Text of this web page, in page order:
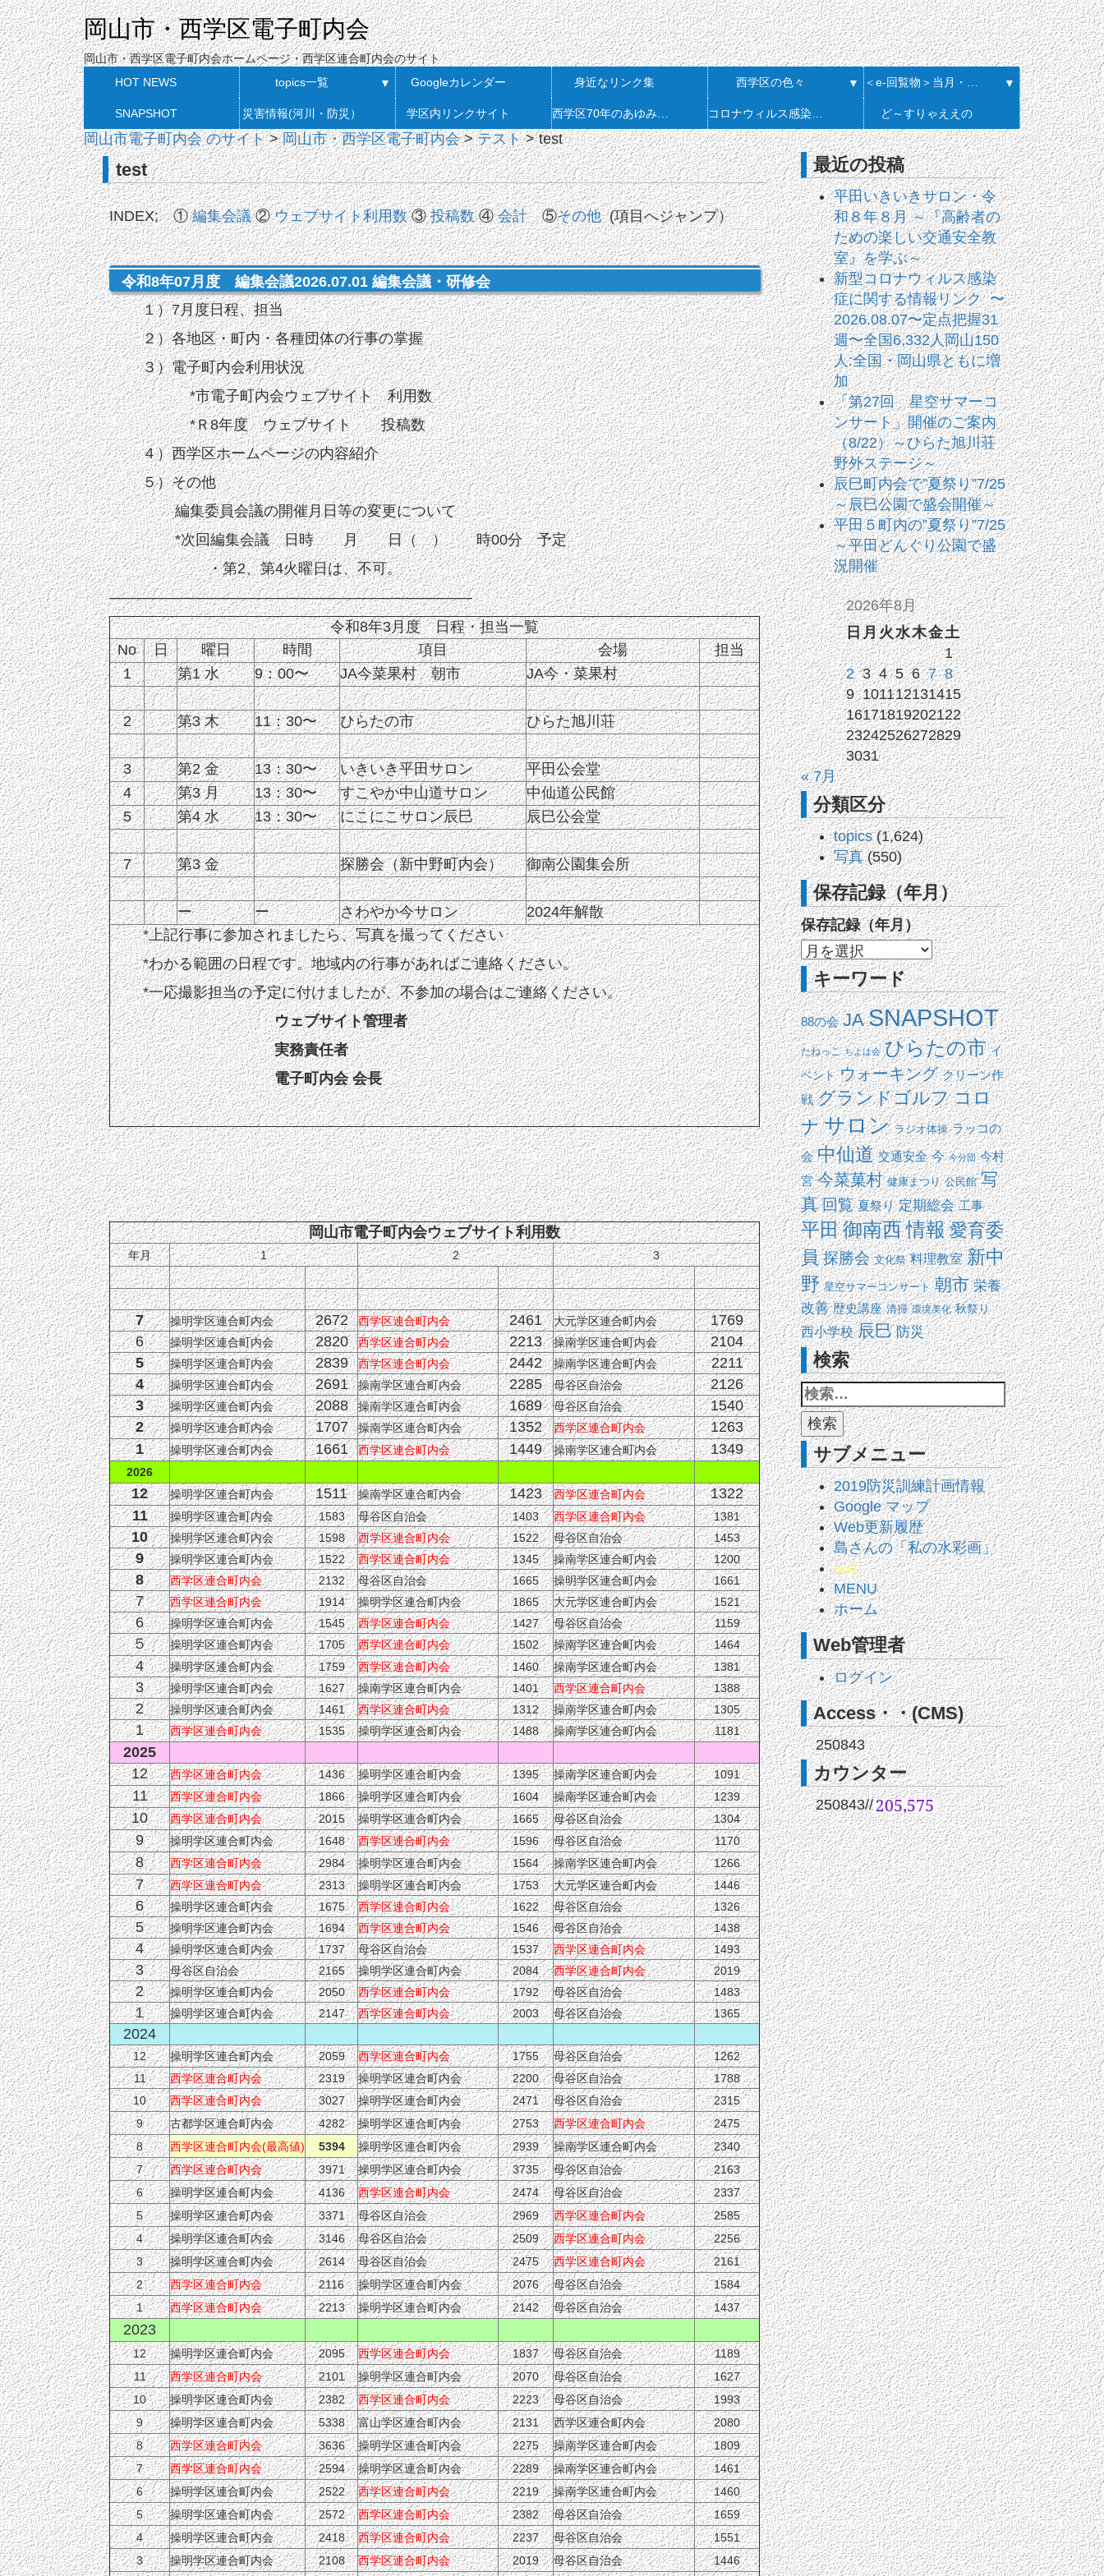
岡山市・西学区電子町内会
岡山市・西学区電子町内会ホームページ・西学区連合町内会のサイト
HOT NEWS
topics一覧 ▼ Googleカレンダー 身近なリンク集 西学区の色々 ▼ ▼
SNAPSHOT 災害情報(河川・防災） 学区内リンクサイト ど～すりゃええの
岡山市電子町内会 のサイト>岡山市・西学区電子町内会>テスト>test
test
INDEX; ①編集会議②ウェブサイト利用数③投稿数④会計⑤その他(項目へジャンプ）
令和8年07月度 編集会議2026.07.01 編集会議・研修会
１）7月度日程、担当
２）各地区・町内・各種団体の行事の掌握
３）電子町内会利用状況
*市電子町内会ウェブサイト 利用数
*Ｒ8年度 ウェブサイト 投稿数
４）西学区ホームページの内容紹介
５）その他
編集委員会議の開催月日等の変更について
*次回編集会議 日時 月 日（ ） 時00分 予定
・第2、第4火曜日は、不可。
————————————————————————–
令和8年3月度 日程・担当一覧
No
日 曜日 時間 項目 会場
担当
1
第1 水 9：00〜 JA今菜果村 朝市 JA今・菜果村
2 第3 木 11：30〜 ひらたの市 ひらた旭川荘
3 第2 金 13：30〜 いきいき平田サロン
平田公会堂
4
第3 月 13：30〜 すこやか中山道サロン
中仙道公民館
5
第4 水 13：30〜 にこにこサロン辰巳 辰巳公会堂
7 第3 金 探勝会（新中野町内会） 御南公園集会所
ー ー さわやか今サロン
2024年解散
*上記行事に参加されましたら、写真を撮ってください
*わかる範囲の日程です。地域内の行事があればご連絡ください。
*一応撮影担当の予定に付けましたが、不参加の場合はご連絡ください。
ウェブサイト管理者
実務責任者
電子町内会 会長
岡山市電子町内会ウェブサイト利用数
年月 1 2 3
7 操明学区連合町内会 2672 西学区連合町内会 2461 大元学区連合町内会
1769
6
操明学区連合町内会 2820 西学区連合町内会 2213 操南学区連合町内会
2104
5
操明学区連合町内会 2839 西学区連合町内会 2442 操南学区連合町内会
2211
4
操明学区連合町内会 2691 操南学区連合町内会 2285 母谷区自治会
2126
3
操明学区連合町内会 2088 操南学区連合町内会 1689 母谷区自治会
1540
2
操明学区連合町内会 1707 操南学区連合町内会 1352 西学区連合町内会
1263
1
操明学区連合町内会 1661 西学区連合町内会 1449 操南学区連合町内会 1349
2026
12 操明学区連合町内会 1511 操南学区連合町内会 1423 西学区連合町内会
1322
11
操明学区連合町内会 1583 母谷区自治会 1403 西学区連合町内会 1381
10 操明学区連合町内会 1598 西学区連合町内会 1522 母谷区自治会 1453
9 操明学区連合町内会 1522 西学区連合町内会 1345 操南学区連合町内会 1200
8 西学区連合町内会 2132 母谷区自治会 1665 操明学区連合町内会 1661
7 西学区連合町内会 1914 操明学区連合町内会 1865 大元学区連合町内会 1521
6 操明学区連合町内会 1545 西学区連合町内会 1427 母谷区自治会 1159
５ 操明学区連合町内会 1705 西学区連合町内会 1502 操南学区連合町内会 1464
4 操明学区連合町内会 1759 西学区連合町内会 1460 操南学区連合町内会 1381
3 操明学区連合町内会 1627 操南学区連合町内会 1401 西学区連合町内会 1388
2 操明学区連合町内会 1461 西学区連合町内会 1312 操南学区連合町内会 1305
1 西学区連合町内会 1535 操明学区連合町内会 1488 操南学区連合町内会 1181
2025
12
西学区連合町内会 1436 操明学区連合町内会 1395 操南学区連合町内会 1091
11 西学区連合町内会 1866 操明学区連合町内会 1604 操南学区連合町内会 1239
10 西学区連合町内会 2015 操明学区連合町内会 1665 母谷区自治会 1304
9 操明学区連合町内会 1648 西学区連合町内会 1596 母谷区自治会 1170
8 西学区連合町内会 2984 操明学区連合町内会 1564 操南学区連合町内会 1266
7 西学区連合町内会 2313 操明学区連合町内会 1753 大元学区連合町内会 1446
6 操明学区連合町内会 1675 西学区連合町内会 1622 母谷区自治会 1326
5 操明学区連合町内会 1694 西学区連合町内会 1546 母谷区自治会 1438
4 操明学区連合町内会 1737 母谷区自治会 1537 西学区連合町内会 1493
3 母谷区自治会 2165 操明学区連合町内会 2084 西学区連合町内会 2019
2 操明学区連合町内会 2050 西学区連合町内会 1792 母谷区自治会 1483
１ 操明学区連合町内会 2147 西学区連合町内会 2003 母谷区自治会 1365
2024
12 操明学区連合町内会 2059 西学区連合町内会 1755 母谷区自治会
1262
11
西学区連合町内会 2319 操明学区連合町内会 2200 母谷区自治会
1788
10
西学区連合町内会 3027 操明学区連合町内会 2471 母谷区自治会
2315
9
古都学区連合町内会 4282 操明学区連合町内会 2753 西学区連合町内会
2475
8
西学区連合町内会(最高値) 5394 操明学区連合町内会 2939 操南学区連合町内会
2340
7
西学区連合町内会 3971 操明学区連合町内会 3735 母谷区自治会
2163
6
操明学区連合町内会 4136 西学区連合町内会 2474 母谷区自治会
2337
5
操明学区連合町内会 3371 母谷区自治会 2969 西学区連合町内会
2585
4
操明学区連合町内会 3146 母谷区自治会 2509 西学区連合町内会
2256
3
操明学区連合町内会 2614 母谷区自治会 2475 西学区連合町内会
2161
2
西学区連合町内会 2116 操明学区連合町内会 2076 母谷区自治会
1584
1
西学区連合町内会 2213 操明学区連合町内会 2142 母谷区自治会 1437
2023
12 操明学区連合町内会 2095 西学区連合町内会 1837 母谷区自治会
1189
11
西学区連合町内会 2101 操明学区連合町内会 2070 母谷区自治会
1627
10
操明学区連合町内会 2382 西学区連合町内会 2223 母谷区自治会
1993
9
操明学区連合町内会 5338 富山学区連合町内会 2131 西学区連合町内会
2080
8
西学区連合町内会 3636 操明学区連合町内会 2275 操南学区連合町内会
1809
7
西学区連合町内会 2594 操明学区連合町内会 2289 操南学区連合町内会
1461
6
操明学区連合町内会 2522 西学区連合町内会 2219 操南学区連合町内会
1460
5
操明学区連合町内会 2572 西学区連合町内会 2382 母谷区自治会
1659
4
操明学区連合町内会 2418 西学区連合町内会 2237 母谷区自治会
1551
3
操明学区連合町内会 2108 西学区連合町内会 2019 母谷区自治会 1446
最近の投稿
平田いきいきサロン・令
和８年８月 ～『高齢者の
ための楽しい交通安全教
室』を学ぶ～
新型コロナウィルス感染
症に関する情報リンク 〜
2026.08.07〜定点把握31
週〜全国6,332人岡山150
人:全国・岡山県ともに増
加
「第27回 星空サマーコ
ンサート」開催のご案内
（8/22）～ひらた旭川荘
野外ステージ～
辰巳町内会で”夏祭り”7/25
～辰巳公園で盛会開催～
平田５町内の”夏祭り”7/25
～平田どんぐり公園で盛
況開催
2026年8月
日月火水木金土
1
2 3 4 5 6 7 8
9 101112131415
16171819202122
23242526272829
3031
« 7月
分類区分
topics(1,624)
写真(550)
保存記録（年月）
保存記録（年月）
キーワード
88の会 JA SNAPSHOT
たねっこ ちよは会 ひらたの市 イ
ベント ウォーキング クリーン作
戦 グランドゴルフ コロ
ナ サロン ラジオ体操 ラッコの
会 中仙道 交通安全 今 今分団 今村
宮 今菜菓村 健康まつり 公民館 写
真 回覧 夏祭り 定期総会 工事
平田御南西情報 愛育委
員 探勝会 文化祭 料理教室 新中
野 星空サマーコンサート 朝市 栄養
改善 歴史講座 清掃 環境美化 秋祭り
西小学校 辰巳 防災
検索
サブメニュー
2019防災訓練計画情報
Google マップ
Web更新履歴
島さんの「私の水彩画」
test
MENU
ホーム
Web管理者
ログイン
Access・・(CMS)
250843
カウンター
250843//